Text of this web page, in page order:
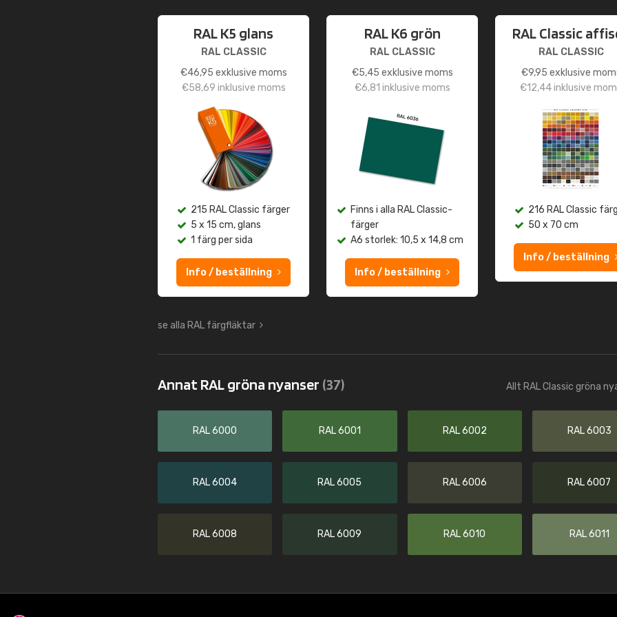
RAL K5 glans
RAL CLASSIC
€46,95 exklusive moms
€58,69 inklusive moms
215 RAL Classic färger
5 x 15 cm, glans
1 färg per sida
Info / beställning
RAL K6 grön
RAL CLASSIC
€5,45 exklusive moms
€6,81 inklusive moms
Finns i alla RAL Classic-
färger
A6 storlek: 10,5 x 14,8 cm
Info / beställning
RAL Classic
RAL CLASSIC
€9,95 exklusive
€12,44inklusive
216 RAL Classic
50 x 70 cm
Info / beställning
se alla RAL färgfläktar
Annat RAL gröna nyanser (37) Allt RAL Classic gröna
RAL 6000 RAL 6001 RAL 6002 RAL 6003
RAL 6004 RAL 6005 RAL 6006 RAL 6007
RAL 6008 RAL 6009 RAL 6010 RAL 6011